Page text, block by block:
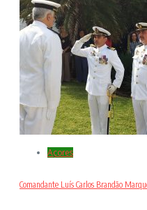
Açores
Comandante Luís Carlos Brandão